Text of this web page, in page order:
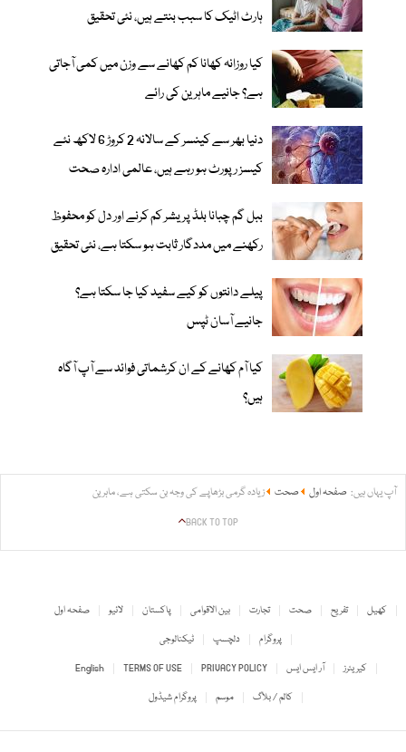
ہارٹ اٹیک کا سبب بنتے ہیں، نئی تحقیق
کیا روزانہ کھانا کم کھانے سے وزن میں کمی آجاتی
ہے؟ جانیے ماہرین کی رائے
دنیا بھر سے کینسر کے سالانہ 2 کروڑ 6 لاکھ نئے
کیسز رپورٹ ہو رہے ہیں، عالمی ادارہ صحت
ببل گم چبانا بلڈ پریشر کم کرنے اور دل کو محفوظ
رکھنے میں مددگار ثابت ہو سکتا ہے، نئی تحقیق
پیلے دانتوں کو کیے سفید کیا جا سکتا ہے؟
جانیے آسان ٹپس
کیا آم کھانے کے ان کرشماتی فوائد سے آپ آگاہ
ہیں؟
آپ یہاں ہیں: صفحہ اول صحت زیادہ گرمی بڑھاپے کی وجہ بن سکتی ہے، ماہرین
BACK TO TOP
صفحہ اول لائیو پاکستان بین الاقوامی تجارت صحت تفریح
کھیل
ٹیکنالوجی
دلچسپ
پروگرام
English
TERMS OF USE PRIVACY POLICY آر ایس ایس
کیریئرز
پروگرام شیڈول
موسم کالم / بلاگ